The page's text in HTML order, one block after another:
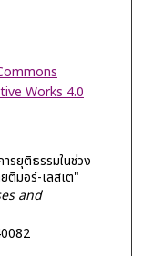
Works 4.0
รยุติธรรมในช่วง
ติมอร์-เลสเต"
and